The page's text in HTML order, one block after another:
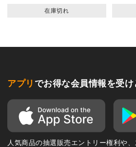
在庫切れ
アプリ でお得な会員情報を受け
人気商品の抽選販売エントリー権利や